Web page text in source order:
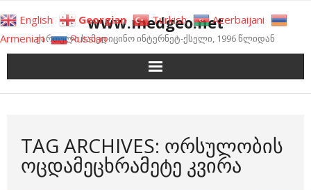
to
content
www.medgeo.net
ქართული სამედიცინო ინტერნეტ-ქსელი, 1996 წლიდან
TAG ARCHIVES: ᲝᲠᲡᲣᲚᲝᲑᲘᲡ
ᲝᲪᲓᲐᲛᲔᲪᲮᲠᲐᲛᲔᲢᲔ ᲙᲕᲘᲠᲐ
English Georgian Turkish
Azerbaijani
Armenian
Russian